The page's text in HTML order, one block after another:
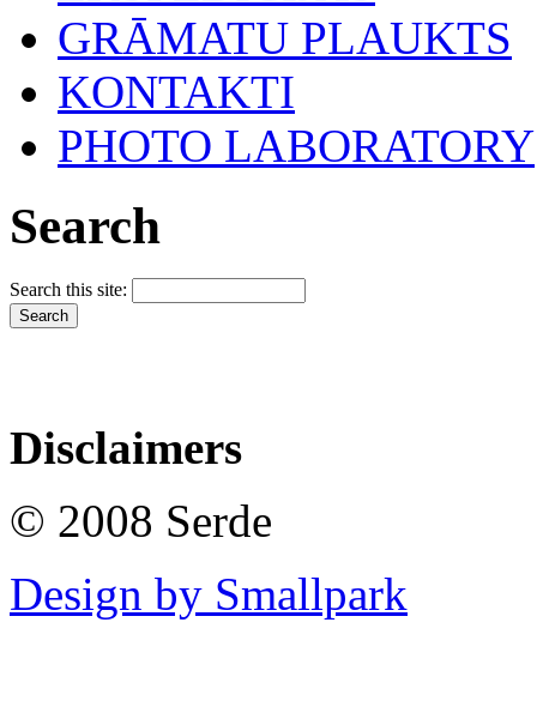
GRĀMATU PLAUKTS
KONTAKTI
PHOTO LABORATORY
Search
Search this site:
Disclaimers
© 2008 Serde
Design by Smallpark